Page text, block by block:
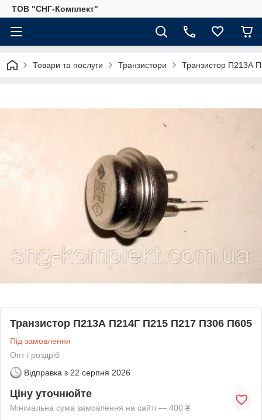
ТОВ "СНГ-Комплект"
Товари та послуги Транзистори Транзистор П213А
Транзистор П213А П214Г П215 П217 П306 П605
Під замовлення
Опт і роздріб
Відправка з 22 серпня 2026
Ціну уточнюйте
Мінімальна сума замовлення на сайті — 400 ₴